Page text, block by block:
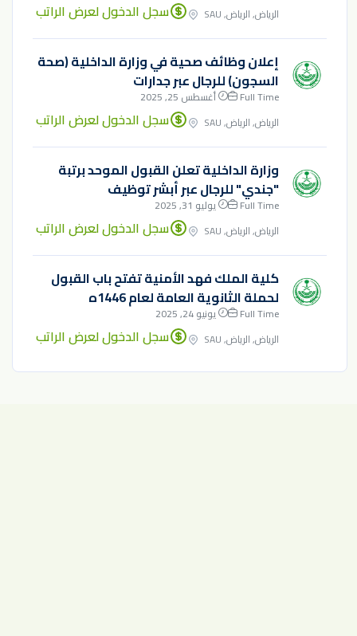
الرياض, الرياض, SAU
سجل الدخول لعرض الراتب
إعلان وظائف صحية في وزارة الداخلية (صحة
السجون) للرجال عبر جدارات
Full Time
أغسطس 25, 2025
الرياض, الرياض, SAU
سجل الدخول لعرض الراتب
وزارة الداخلية تعلن القبول الموحد برتبة
"جندي" للرجال عبر أبشر توظيف
Full Time
يوليو 31, 2025
الرياض, الرياض, SAU
سجل الدخول لعرض الراتب
كلية الملك فهد الأمنية تفتح باب القبول
لحملة الثانوية العامة لعام 1446ه
Full Time
يونيو 24, 2025
الرياض, الرياض, SAU
سجل الدخول لعرض الراتب